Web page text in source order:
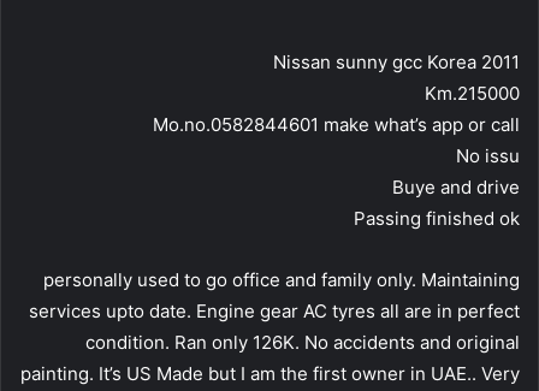
Nissan sunny gcc Korea 2011
Km.215000
Mo.no.0582844601 make what’s app or call
No issu
Buye and drive
Passing finished ok
personally used to go office and family only. Maintaining
services upto date. Engine gear AC tyres all are in perfect
condition. Ran only 126K. No accidents and original
painting. It’s US Made but I am the first owner in UAE.. Very